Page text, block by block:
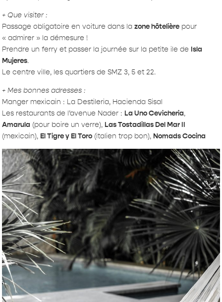
+ Que visiter :
Passage obligatoire en voiture dans lazone hôtelière pour
« admirer » la démesure !
Prendre un ferry et passer la journée sur la petite ile de Isla
Mujeres.
Le centre ville, les quartiers de SMZ 3, 5 et 22.
+ Mes bonnes adresses :
Manger mexicain : La Destileria, Hacienda Sisal
Les restaurants de l’avenue Nader : La Uno Cevicheria,
Amarula (pour boire un verre), Las Tostadillas Del Mar II
(mexicain), El Tigre y El Toro (italien trop bon), Nomads Cocina